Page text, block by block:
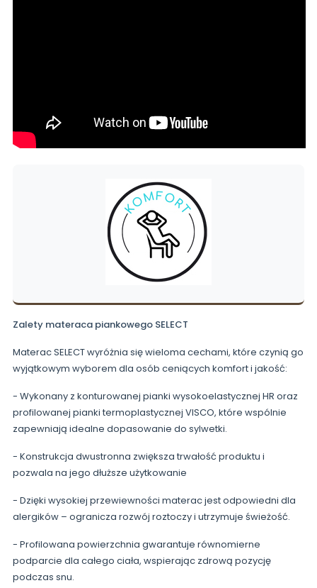
Zalety materaca piankowego SELECT
Materac SELECT wyróżnia się wieloma cechami, które czynią go
wyjątkowym wyborem dla osób ceniących komfort i jakość:
- Wykonany z konturowanej pianki wysokoelastycznej HR oraz
profilowanej pianki termoplastycznej VISCO, które wspólnie
zapewniają idealne dopasowanie do sylwetki.
- Konstrukcja dwustronna zwiększa trwałość produktu i
pozwala na jego dłuższe użytkowanie
- Dzięki wysokiej przewiewności materac jest odpowiedni dla
alergików – ogranicza rozwój roztoczy i utrzymuje świeżość.
- Profilowana powierzchnia gwarantuje równomierne
podparcie dla całego ciała, wspierając zdrową pozycję
podczas snu.